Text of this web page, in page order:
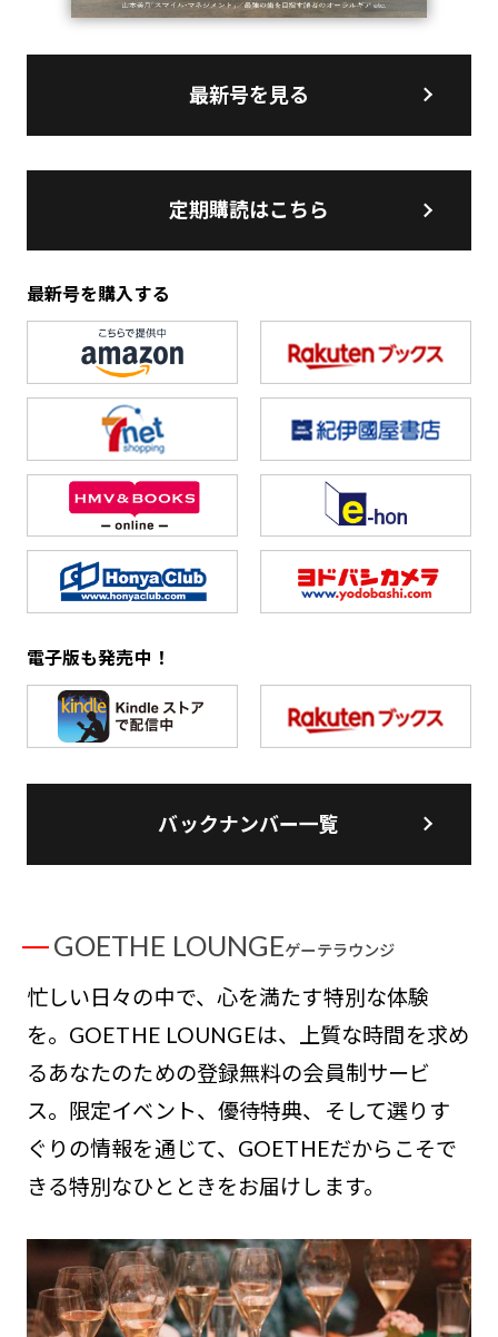
最新号を見る
定期購読はこちら
最新号を購入する
電子版も発売中！
バックナンバー一覧
GOETHE LOUNGEゲーテラウンジ
忙しい日々の中で、心を満たす特別な体験
を。GOETHE LOUNGEは、上質な時間を求め
るあなたのための登録無料の会員制サービ
ス。限定イベント、優待特典、そして選りす
ぐりの情報を通じて、GOETHEだからこそで
きる特別なひとときをお届けします。